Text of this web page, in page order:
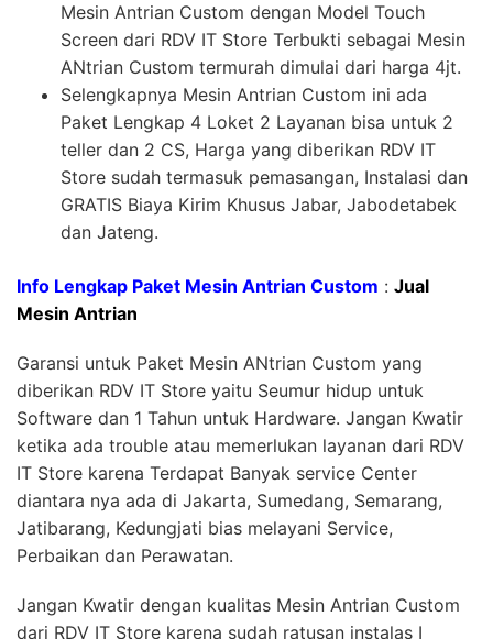
Mesin Antrian Custom dengan Model Touch
Screen dari RDV IT Store Terbukti sebagai Mesin
ANtrian Custom termurah dimulai dari harga 4jt.
Selengkapnya Mesin Antrian Custom ini ada
Paket Lengkap 4 Loket 2 Layanan bisa untuk 2
teller dan 2 CS, Harga yang diberikan RDV IT
Store sudah termasuk pemasangan, Instalasi dan
GRATIS Biaya Kirim Khusus Jabar, Jabodetabek
dan Jateng.
Info Lengkap Paket Mesin Antrian Custom : Jual
Mesin Antrian
Garansi untuk Paket Mesin ANtrian Custom yang
diberikan RDV IT Store yaitu Seumur hidup untuk
Software dan 1 Tahun untuk Hardware. Jangan Kwatir
ketika ada trouble atau memerlukan layanan dari RDV
IT Store karena Terdapat Banyak service Center
diantara nya ada di Jakarta, Sumedang, Semarang,
Jatibarang, Kedungjati bias melayani Service,
Perbaikan dan Perawatan.
Jangan Kwatir dengan kualitas Mesin Antrian Custom
dari RDV IT Store karena sudah ratusan instalas I